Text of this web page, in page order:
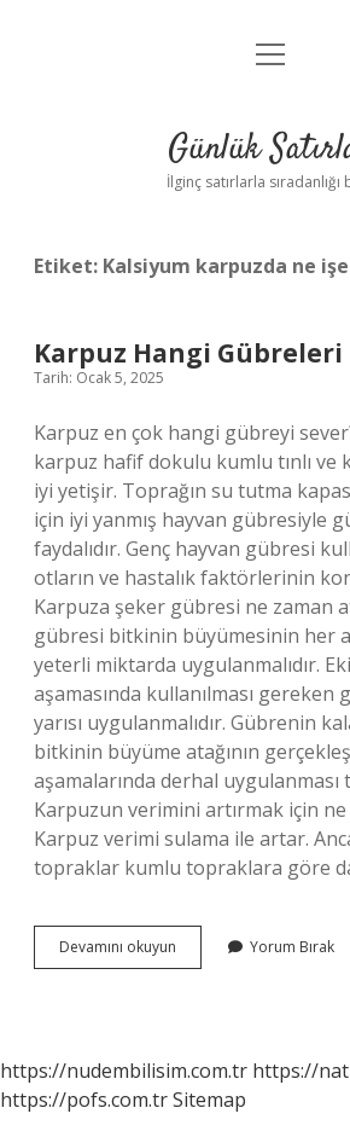
Anasayfa
Yasal Uyarı
menüyü
Günlük
İlginç satırlarla sıradanlığı
Etiket: Kalsiyum karpuzda ne
Karpuz Hangi Gübreleri
Tarih: Ocak 5, 2025
Karpuz en çok hangi gübreyi
karpuz hafif dokulu kumlu tınlı ve
iyi yetişir. Toprağın su tutma
için iyi yanmış hayvan gübresiyle
faydalıdır. Genç hayvan gübresi
otların ve hastalık faktörlerinin
Karpuza şeker gübresi ne zaman
gübresi bitkinin büyümesinin her
yeterli miktarda uygulanmalıdır.
aşamasında kullanılması gereken
yarısı uygulanmalıdır. Gübrenin
bitkinin büyüme atağının
aşamalarında derhal uygulanması
Karpuzun verimini artırmak için ne
Karpuz verimi sulama ile artar.
topraklar kumlu topraklara göre
Devamını okuyun
Hangi
Yorum Bırak
https://nudembilisim.com.tr https://
https://pofs.com.trSitemap